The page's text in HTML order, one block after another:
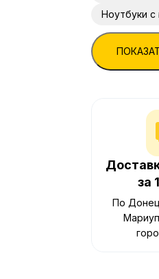
Ноутбуки
за
По